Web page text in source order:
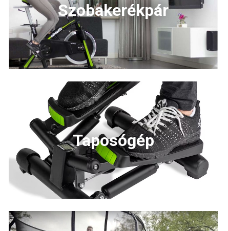
Szobakerékpár
Taposógép